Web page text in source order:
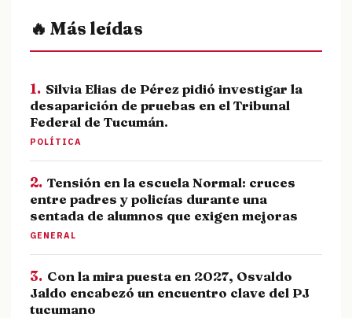
🔥 Más leídas
1. Silvia Elias de Pérez pidió investigar la
desaparición de pruebas en el Tribunal
Federal de Tucumán.
POLÍTICA
2. Tensión en la escuela Normal: cruces
entre padres y policías durante una
sentada de alumnos que exigen mejoras
GENERAL
3. Con la mira puesta en 2027, Osvaldo
Jaldo encabezó un encuentro clave del PJ
tucumano